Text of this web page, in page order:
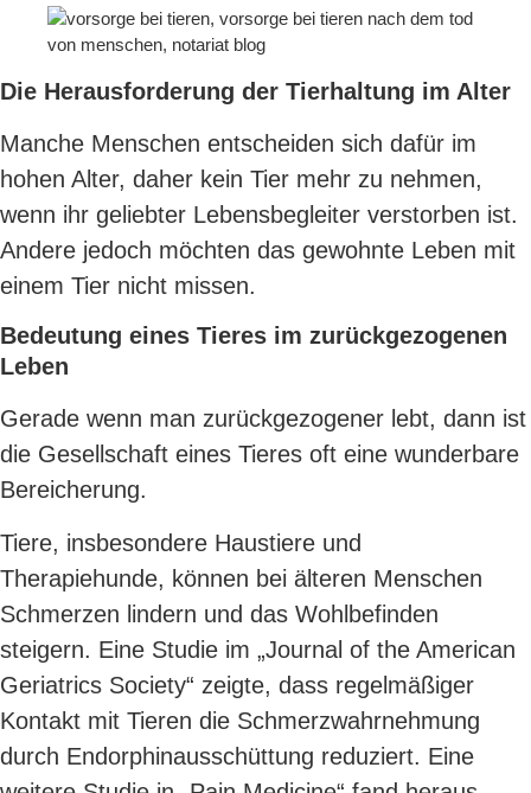
Die Herausforderung der Tierhaltung im Alter
Manche Menschen entscheiden sich dafür im
hohen Alter, daher kein Tier mehr zu nehmen,
wenn ihr geliebter Lebensbegleiter verstorben ist.
Andere jedoch möchten das gewohnte Leben mit
einem Tier nicht missen.
Bedeutung eines Tieres im zurückgezogenen
Leben
Gerade wenn man zurückgezogener lebt, dann ist
die Gesellschaft eines Tieres oft eine wunderbare
Bereicherung.
Tiere, insbesondere Haustiere und
Therapiehunde, können bei älteren Menschen
Schmerzen lindern und das Wohlbefinden
steigern. Eine Studie im „Journal of the American
Geriatrics Society“ zeigte, dass regelmäßiger
Kontakt mit Tieren die Schmerzwahrnehmung
durch Endorphinausschüttung reduziert. Eine